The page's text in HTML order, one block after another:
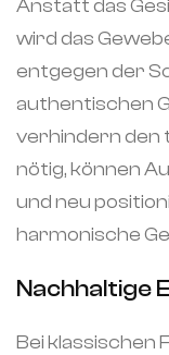
Anstatt das
wird das
entgegen der
authentischen
verhindern den
nötig, können
und neu
harmonische
Nachhaltige
Bei klassischen